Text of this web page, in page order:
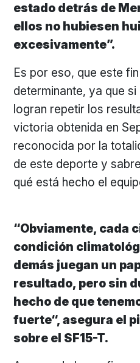
estado detrás de
ellos no hubiesen
excesivamente”.
Es por eso, que este
determinante, ya que
logran repetir los
victoria obtenida en
reconocida por la
de este deporte y
qué está hecho el
“Obviamente, cada
condición
demás juegan un
resultado, pero sin
hecho de que
fuerte“, asegura el
sobre el SF15-T.